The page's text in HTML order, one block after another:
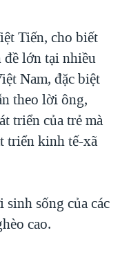
HẢI SÂM
NÔNG THÔN MỸ
Tiến, cho biết
lớn tại nhiều
Nam, đặc biệt
theo lời ông,
triển của trẻ mà
triển kinh tế-xã
sống của các
cao.